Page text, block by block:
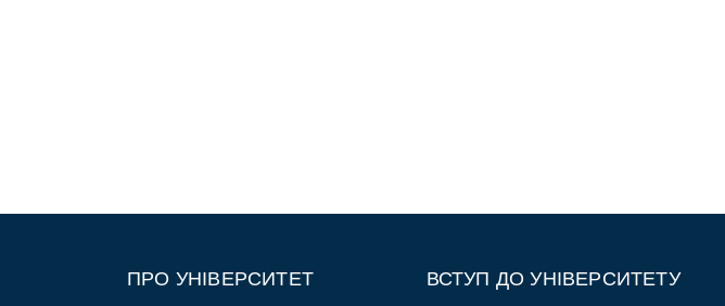
ПРО УНІВЕРСИТЕТ ВСТУП ДО УНІВЕРСИТЕТУ